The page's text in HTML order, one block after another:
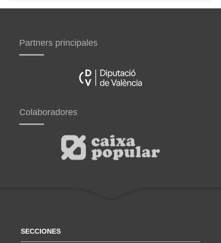
Partners principales
Colaboradores
SECCIONES